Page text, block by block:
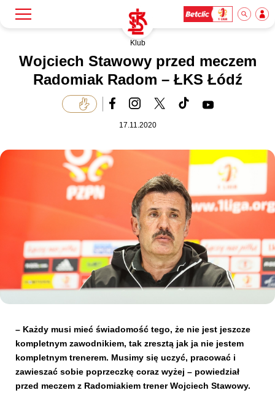
Klub
Dla mediów
Kibice
Klub
Wojciech Stawowy przed meczem
Radomiak Radom – ŁKS Łódź
17.11.2020
– Każdy musi mieć świadomość tego, że nie jest jeszcze
kompletnym zawodnikiem, tak zresztą jak ja nie jestem
kompletnym trenerem. Musimy się uczyć, pracować i
zawieszać sobie poprzeczkę coraz wyżej – powiedział
przed meczem z Radomiakiem trener Wojciech Stawowy.